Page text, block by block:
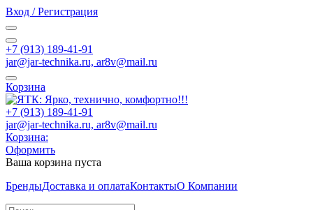
Вход / Регистрация
+7 (913) 189-41-91
jar@jar-technika.ru, ar8v@mail.ru
Корзина
+7 (913) 189-41-91
jar@jar-technika.ru, ar8v@mail.ru
Корзина:
Оформить
Ваша корзина пуста
БрендыДоставка и оплатаКонтактыО Компании